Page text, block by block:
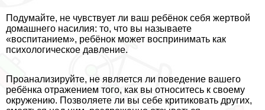
Подумайте, не чувствует ли ваш ребёнок себя жертвой
домашнего насилия: то, что вы называете
«воспитанием», ребёнок может воспринимать как
психологическое давление.
Проанализируйте, не является ли поведение вашего
ребёнка отражением того, как вы относитесь к своему
окружению. Позволяете ли вы себе критиковать других,